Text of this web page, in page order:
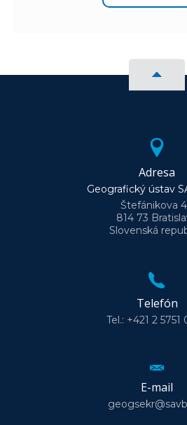
Adresa
Geografický ústav
Štefánikova
814 73
Slovenská
Telefón
Tel.: +421 2 5751
E-mail